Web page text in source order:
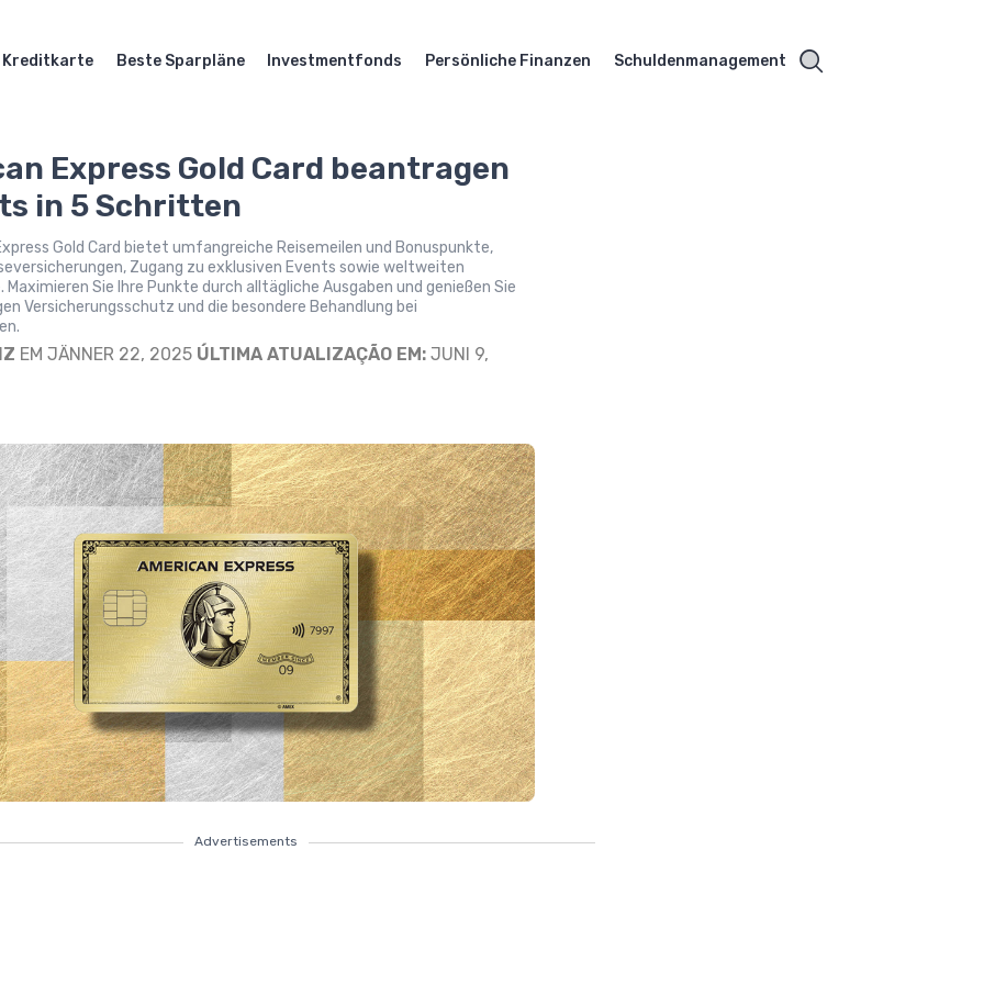
Kreditkarte Beste Sparpläne Investmentfonds Persönliche Finanzen Schuldenmanagement
Express Gold Card beantragen
in 5 Schritten
Gold Card bietet umfangreiche Reisemeilen und Bonuspunkte,
Zugang zu exklusiven Events sowie weltweiten
Maximieren Sie Ihre Punkte durch alltägliche Ausgaben und genießen Sie
Versicherungsschutz und die besondere Behandlung bei
EM JÄNNER 22, 2025 ÚLTIMA ATUALIZAÇÃO EM: JUNI 9,
Advertisements